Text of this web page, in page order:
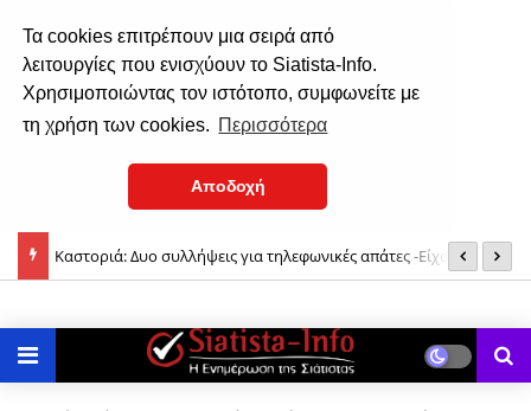
Τα cookies επιτρέπουν μια σειρά από
λειτουργίες που ενισχύουν το Siatista-Info.
Χρησιμοποιώντας τον ιστότοπο, συμφωνείτε με
τη χρήση των cookies. Περισσότερα
Αποδοχή
Καστοριά: Δυο συλλήψεις για τηλεφωνικές απάτες -Είχαν το ρόλο
Με λαμπρότητα γιόρτασε τον Άγιο Νικάνορα η Σιάτιστα (φωτο-
βίντεο)